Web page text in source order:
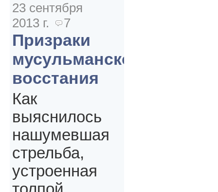
23 сентября
2013 г.
7
Призраки
мусульманского
восстания
Как
выяснилось
нашумевшая
стрельба,
устроенная